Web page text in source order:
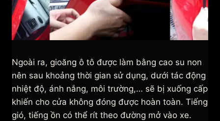
Ngoài ra, gioăng ô tô được làm bằng cao su non
nên sau khoảng thời gian sử dụng, dưới tác động
nhiệt độ, ánh nắng, môi trường,… sẽ bị xuống cấp
khiến cho cửa không đóng được hoàn toàn. Tiếng
gió, tiếng ồn có thể rít theo đường mở vào xe.